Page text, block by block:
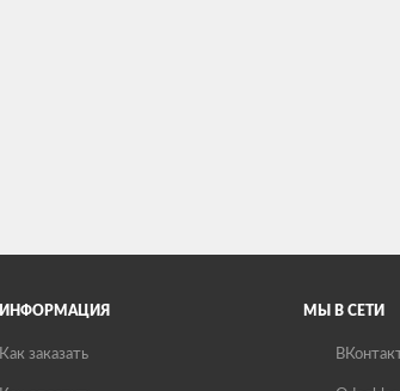
ИНФОРМАЦИЯ
Как заказать
МЫ В СЕТИ